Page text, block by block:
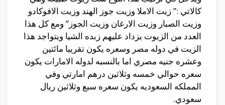
كالاتي :” زيت الاملا وزيت جوز الهند وزيت الافوكادو
وزيت الصبار وزيت الارغان وزيت الجوز” ومع كل هذا
العدد من الزيوت يزداد عليهم زبده الشيا ويتواجد هذا
الزيت في دوله مصر وسعره يكون تقريبا مائتين
وعشره جنيه مصري اما بالنسبه لدوله الامارات يكون
سعره حوالي خمسه وثلاثين درهم امارتي وفي
المملكه السعوديه يكون سعره سبع وثلاثين ريال
سعودي.